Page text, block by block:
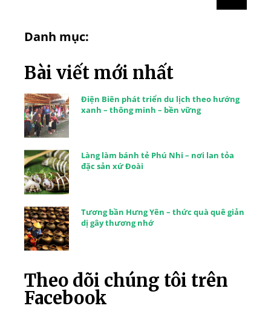
Danh mục:
Bài viết mới nhất
Điện Biên phát triển du lịch theo hướng
xanh – thông minh – bền vững
Làng làm bánh tẻ Phú Nhi – nơi lan tỏa
đặc sản xứ Đoài
Tương bần Hưng Yên – thức quà quê giản
dị gây thương nhớ
Theo dõi chúng tôi trên
Facebook